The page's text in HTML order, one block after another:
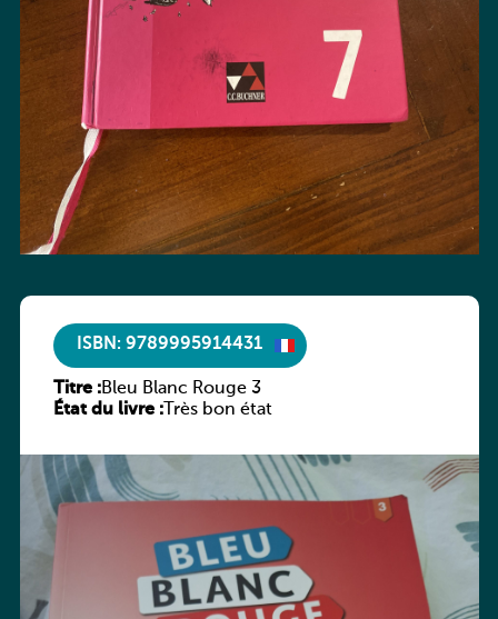
ISBN: 9789995914431
Titre :Bleu Blanc Rouge 3
État du livre :Très bon état